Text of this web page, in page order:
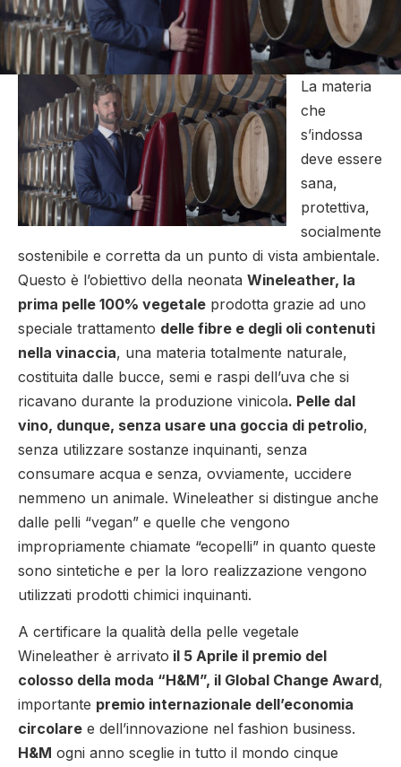
La materia
che
s’indossa
deve essere
sana,
protettiva,
socialmente
sostenibile e corretta da un punto di vista ambientale.
Questo è l’obiettivo della neonata Wineleather, la
prima pelle 100% vegetale prodotta grazie ad uno
speciale trattamento delle fibre e degli oli contenuti
nella vinaccia, una materia totalmente naturale,
costituita dalle bucce, semi e raspi dell’uva che si
ricavano durante la produzione vinicola. Pelle dal
vino, dunque, senza usare una goccia di petrolio,
senza utilizzare sostanze inquinanti, senza
consumare acqua e senza, ovviamente, uccidere
nemmeno un animale. Wineleather si distingue anche
dalle pelli “vegan” e quelle che vengono
impropriamente chiamate “ecopelli” in quanto queste
sono sintetiche e per la loro realizzazione vengono
utilizzati prodotti chimici inquinanti.
A certificare la qualità della pelle vegetale
Wineleather è arrivato il 5 Aprile il premio del
colosso della moda “H&M”, il Global Change Award,
importante premio internazionale dell’economia
circolare e dell’innovazione nel fashion business.
H&M ogni anno sceglie in tutto il mondo cinque